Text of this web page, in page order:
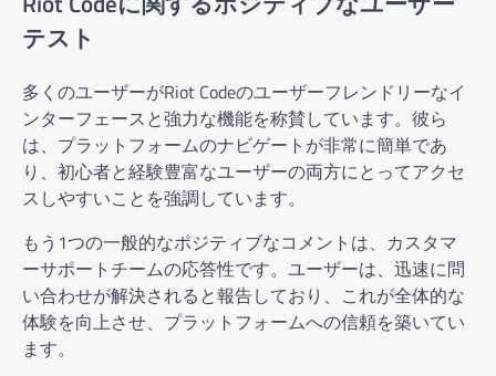
テスト
多くのユーザーがRiot Codeのユーザーフレンドリーなイ
ンターフェースと強力な機能を称賛しています。彼ら
は、プラットフォームのナビゲートが非常に簡単であ
り、初心者と経験豊富なユーザーの両方にとってアクセ
スしやすいことを強調しています。
もう1つの一般的なポジティブなコメントは、カスタマ
ーサポートチームの応答性です。ユーザーは、迅速に問
い合わせが解決されると報告しており、これが全体的な
体験を向上させ、プラットフォームへの信頼を築いてい
ます。